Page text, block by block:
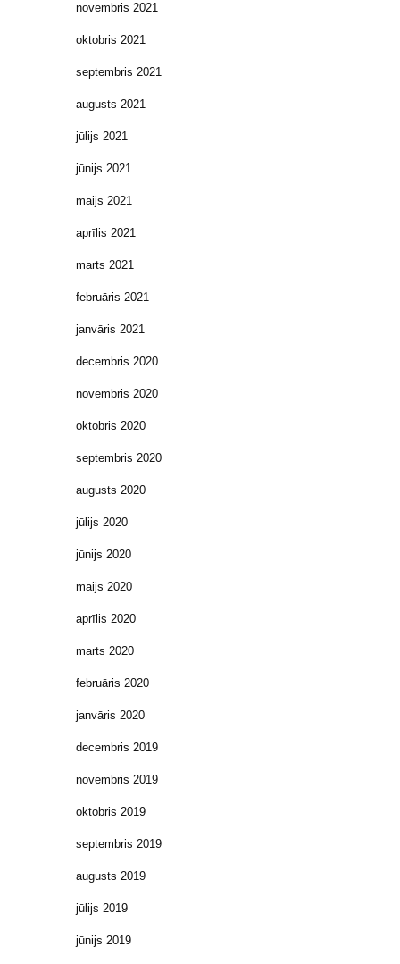
novembris 2021
oktobris 2021
septembris 2021
augusts 2021
jūlijs 2021
jūnijs 2021
maijs 2021
aprīlis 2021
marts 2021
februāris 2021
janvāris 2021
decembris 2020
novembris 2020
oktobris 2020
septembris 2020
augusts 2020
jūlijs 2020
jūnijs 2020
maijs 2020
aprīlis 2020
marts 2020
februāris 2020
janvāris 2020
decembris 2019
novembris 2019
oktobris 2019
septembris 2019
augusts 2019
jūlijs 2019
jūnijs 2019